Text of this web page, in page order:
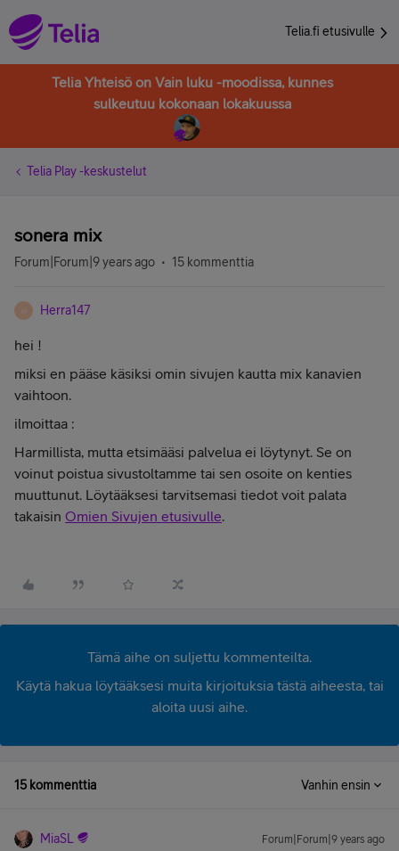
Telia.fi etusivulle
Telia Yhteisö on Vain luku -moodissa, kunnes
sulkeutuu kokonaan lokakuussa
Telia Play -keskustelut
sonera mix
Forum|Forum|9 years ago 15 kommenttia
H Herra147
hei !
miksi en pääse käsiksi omin sivujen kautta mix kanavien
vaihtoon.
ilmoittaa :
Harmillista, mutta etsimääsi palvelua ei löytynyt. Se on
voinut poistua sivustoltamme tai sen osoite on kenties
muuttunut. Löytääksesi tarvitsemasi tiedot voit palata
takaisin Omien Sivujen etusivulle.
Tämä aihe on suljettu kommenteilta.
Käytä hakua löytääksesi muita kirjoituksia tästä aiheesta, tai
aloita uusi aihe.
15 kommenttia Vanhin ensin
MiaSL Forum|Forum|9 years ago